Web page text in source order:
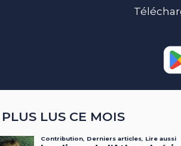
PLUS LUS CE MOIS